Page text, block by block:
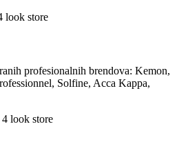
profesionalnih brendova: Kemon,
Solfine, Acca Kappa,